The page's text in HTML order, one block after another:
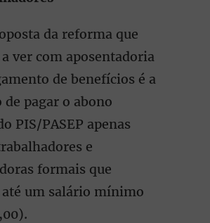
da reforma que
ver com aposentadoria
de benefícios é a
de pagar o abono
PIS/PASEP apenas
e
formais que
um salário mínimo